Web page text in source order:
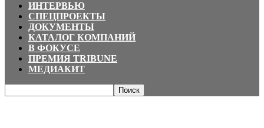
ИНТЕРВЬЮ
СПЕЦПРОЕКТЫ
ДОКУМЕНТЫ
КАТАЛОГ КОМПАНИЙ
В ФОКУСЕ
ПРЕМИЯ TRIBUNE
МЕДИАКИТ